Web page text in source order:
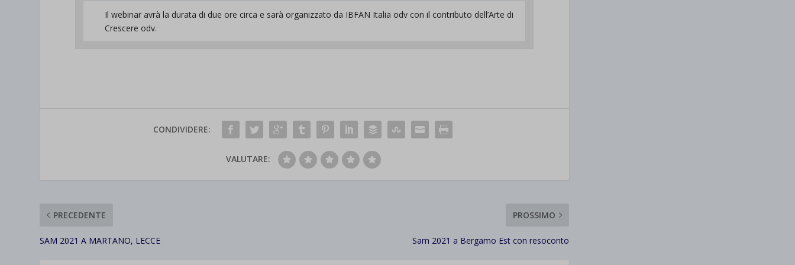
Il webinar avrà la durata di due ore circa e sarà organizzato da IBFAN Italia odv con il contributo dell’Arte di
Crescere odv.
CONDIVIDERE:
VALUTARE:
PRECEDENTE
SAM 2021 A MARTANO, LECCE
PROSSIMO
Sam 2021 a Bergamo Est con resoconto